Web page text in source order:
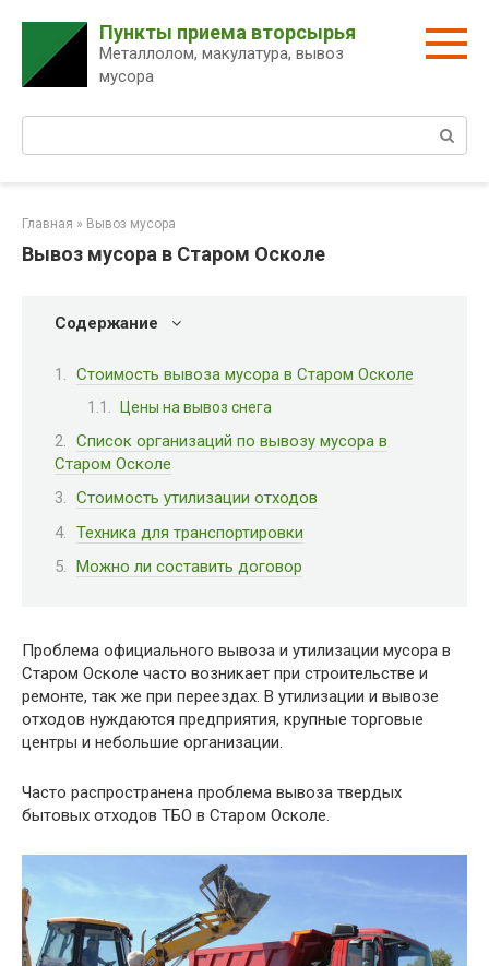
контенту
Пункты приема вторсырья
Металлолом, макулатура, вывоз
мусора
Главная » Вывоз мусора
Вывоз мусора в Старом Осколе
Содержание
Стоимость вывоза мусора в Старом Осколе
Цены на вывоз снега
Список организаций по вывозу мусора в
Старом Осколе
Стоимость утилизации отходов
Техника для транспортировки
Можно ли составить договор
Проблема официального вывоза и утилизации мусора в
Старом Осколе часто возникает при строительстве и
ремонте, так же при переездах. В утилизации и вывозе
отходов нуждаются предприятия, крупные торговые
центры и небольшие организации.
Часто распространена проблема вывоза твердых
бытовых отходов ТБО в Старом Осколе.